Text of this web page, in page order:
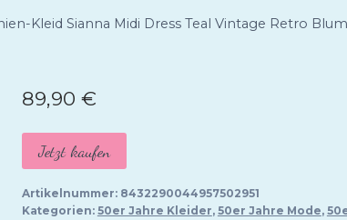
Kleid Sianna Midi Dress Teal Vintage Retro
89,90 €
Jetzt kaufen
Artikelnummer: 8432290044957502951
Kategorien: 50er Jahre Kleider, 50er Jahre Mode,